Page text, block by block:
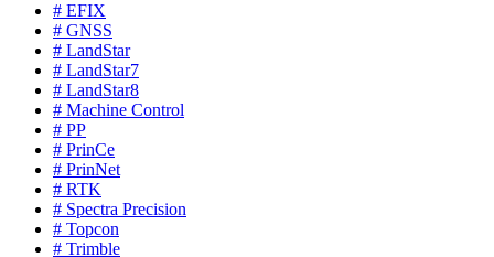
# EFIX
# GNSS
# LandStar
# LandStar7
# LandStar8
# Machine Control
# PP
# PrinCe
# PrinNet
# RTK
# Spectra Precision
# Topcon
# Trimble